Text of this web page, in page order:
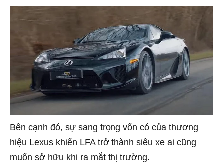
Bên cạnh đó, sự sang trọng vốn có của thương
hiệu Lexus khiến LFA trở thành siêu xe ai cũng
muốn sở hữu khi ra mắt thị trường.